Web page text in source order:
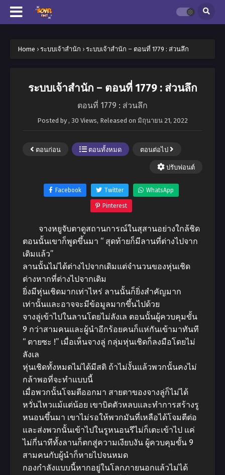
Home › ระบบเจ้าสำนัก › ระบบเจ้าสำนัก – ตอนที่ 1779 : ส่วนลึก
ระบบเจ้าสำนัก – ตอนที่ 1779 : ส่วนลึก
ตอนที่ 1779 : ส่วนลึก
Posted by , 30 Views, Released on มิถุนายน 21, 2022
ตอนก่อน ตอนทั้งหมด ตอนต่อไป
ปรับฟอนต์
Facebook Twitter WhatsApp
Pinterest
จางหยูจับตาดูสถานการณ์ในสุสานอย่างใกล้ชิด
ตอนนั้นเขาก็พูดขึ้นมา “ สุดท้ายก็มีลานที่ต่างไปจาก
เดิมแล้ว”
ลานนั้นไม่ได้ต่างไปจากเดิมแต่จำนวนของหุ่นเชิด
ต่างหากที่ต่างไปจากเดิม
ยิ่งมีหุ่นเชิดมากเท่าไหร่ ลานนั้นก็ยิ่งสำคัญมาก
เท่านั้นและอาจจะมีข้อมูลมากขึ้นไปด้วย
จางลู่เข้าไปในลานโดยไม่ลังเล ตอนนั้นผู้ควบคุมขั้น
9 กว่าสามคนและผู้นำอีกร้อยคนก็แห่กันเข้ามาทันที
“ ตายซะ !” เมื่อเห็นจางลู่ กลุ่มหุ่นเชิดก็ลงมือโดยไม่
ลังเล
หุ่นเชิดทั้งหมดไม่ได้มีสติ ถ้าไม่งั้นแล้วพวกนั้นคงไม่
กล้าพอที่จะทำแบบนี้
เมื่อพวกนั้นโจมตีออกมา สายตาของจางลู่ก็ไม่ได้
หวั่นไหวแม้แต่น้อย เขาบิดตัวหลบและทำการสร้างรู
หนอนขึ้นมา เขาไม่รอให้พวกมันที่เหลือได้โจมตีต่อ
และส่งพวกนั้นเข้าไปในรูหนอนรึไม่ก็เตะเข้าไป แค่
ไม่กี่นาทีทั้งลานก็ตกสู่ความเงียบงัน ผู้ควบคุมขั้น 9
สามคนกับผู้นำก็หายไปจนหมด
กองกำลังแบบนี้หากอยู่ในโลกภายนอกแล้วไม่ได้